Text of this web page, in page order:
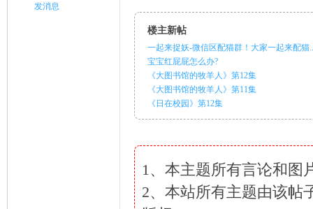
发消息
楼主新帖
一起来捉妖-微信区配猫群！大家一起来配猫
宝宝红屁屁怎么办?
《大图书馆的牧羊人》第12集
《大图书馆的牧羊人》第11集
《日在校园》第12集
1、本主题所有言论和图
2、本站所有主题由该帖